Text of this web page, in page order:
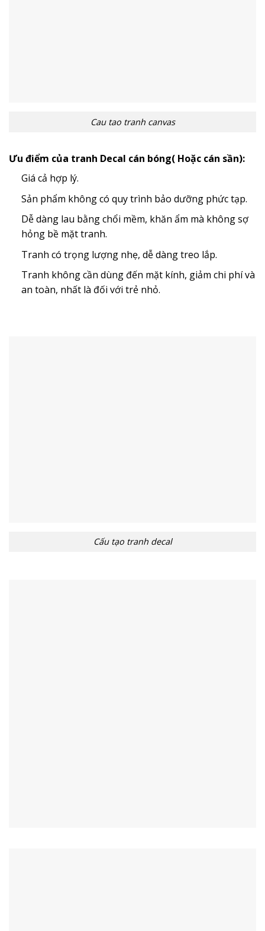
Cau tao tranh canvas
Ưu điểm của tranh Decal cán bóng( Hoặc cán sần):
Giá cả hợp lý.
Sản phẩm không có quy trình bảo dưỡng phức tạp.
Dễ dàng lau bằng chổi mềm, khăn ẩm mà không sợ
hỏng bề mặt tranh.
Tranh có trọng lượng nhẹ, dễ dàng treo lắp.
Tranh không cần dùng đến mặt kính, giảm chi phí và
an toàn, nhất là đối với trẻ nhỏ.
Cấu tạo tranh decal